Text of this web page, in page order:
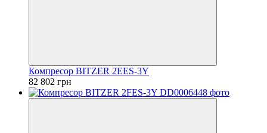
Компресор BITZER 2EES-3Y
82 802 грн